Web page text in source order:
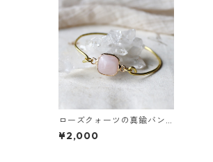
ローズクォーツの真鍮バン
グル
¥2,000